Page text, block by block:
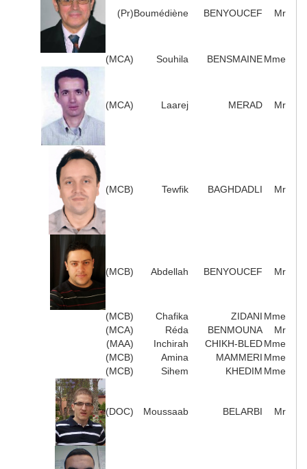
Mr
BENYOUCEF
Boumédiène
(Pr)
Mme
BENSMAINE
Souhila
(MCA)
Mr
MERAD
Laarej
(MCA)
Mr
BAGHDADLI
Tewfik
(MCB)
Mr
BENYOUCEF
Abdellah
(MCB)
Mme
ZIDANI
Chafika
(MCB)
Mr
BENMOUNA
Réda
(MCA)
Mme
CHIKH-BLED
Inchirah
(MAA)
Mme
MAMMERI
Amina
(MCB)
Mme
KHEDIM
Sihem
(MCB)
Mr
BELARBI
Moussaab
(DOC)